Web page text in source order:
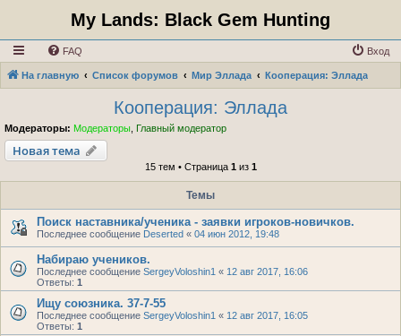
My Lands: Black Gem Hunting
FAQ Вход
На главную Список форумов Мир Эллада Кооперация: Эллада
Кооперация: Эллада
Модераторы: Модераторы Главный модератор
Новая тема
15 тем • Страница 1из 1
Темы
Поиск наставника/ученика - заявки игроков-новичков.
Последнее сообщение Deserted « 04 июн 2012, 19:48
Набираю учеников.
Последнее сообщение SergeyVoloshin1 « 12 авг 2017, 16:06
Ответы: 1
Ищу союзника. 37-7-55
Последнее сообщение SergeyVoloshin1 « 12 авг 2017, 16:05
Ответы: 1